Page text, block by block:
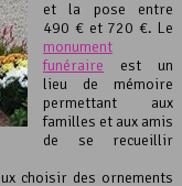
et la pose entre
490 € et 720 €. Le
monument
funéraire est un
lieu de mémoire
permettant aux
familles et aux amis
de se recueillir
choisir des ornements